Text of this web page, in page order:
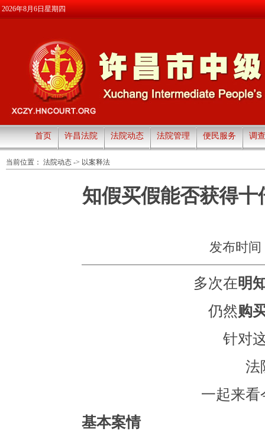
2026年8月6日星期四
首页 许昌法院 法院动态 法院管理 便民服务 调
当前位置： 法院动态 -> 以案释法
知假买假能否获得
发布时间
多次在明
仍然购
针对
法
一起来看
基本案情